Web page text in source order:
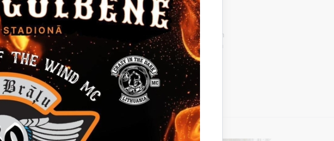
15.01.2025.
2024.gadā Gulbenes novada dzimtsarakstu nodaļā veikti 488
civilstāvokļa aktu reģistru ieraksti. Tas ir par 23 reģistra ierakstiem
mazāk nekā 2023.gadā.Reģistrēti 119 jaundzimušie, 81 laulība un
288…
Dzimtsarakstu nodaļa 2024.gada statistika